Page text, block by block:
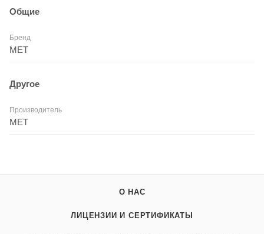
Общие
Бренд
MET
Другое
Производитель
МЕТ
О НАС
ЛИЦЕНЗИИ И СЕРТИФИКАТЫ